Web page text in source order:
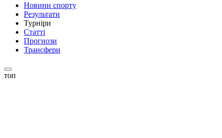
Новини спорту
Результати
Турніри
Статті
Прогнози
Трансфери
топ